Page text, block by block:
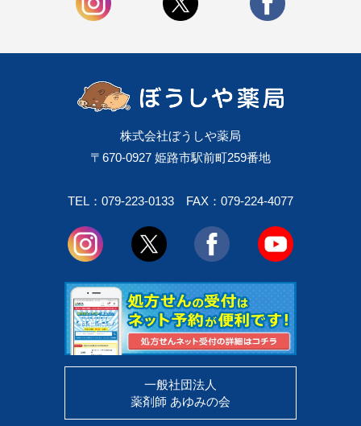
株式会社ぼうしや薬局
〒670-0927 姫路市駅前町259番地
TEL：079-223-0133 FAX：079-224-4077
一般社団法人
薬剤師 あゆみの会